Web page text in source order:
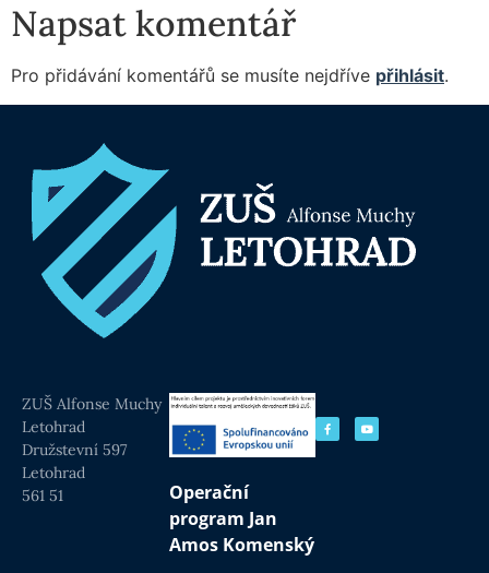
Napsat komentář
Pro přidávání komentářů se musíte nejdříve přihlásit.
ZUŠ Alfonse Muchy
Letohrad
Družstevní 597
Letohrad
561 51
Operační
program Jan
Amos Komenský